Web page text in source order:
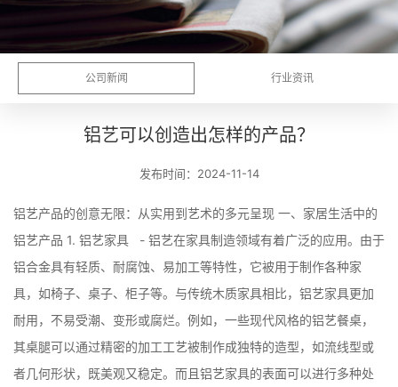
公司新闻 行业资讯
铝艺可以创造出怎样的产品？
发布时间：2024-11-14
铝艺产品的创意无限：从实用到艺术的多元呈现 一、家居生活中的
铝艺产品 1. 铝艺家具 - 铝艺在家具制造领域有着广泛的应用。由于
铝合金具有轻质、耐腐蚀、易加工等特性，它被用于制作各种家
具，如椅子、桌子、柜子等。与传统木质家具相比，铝艺家具更加
耐用，不易受潮、变形或腐烂。例如，一些现代风格的铝艺餐桌，
其桌腿可以通过精密的加工工艺被制作成独特的造型，如流线型或
者几何形状，既美观又稳定。而且铝艺家具的表面可以进行多种处